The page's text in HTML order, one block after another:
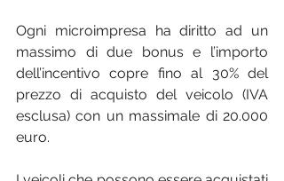
Ogni microimpresa ha diritto ad un
massimo di due bonus e l’importo
dell’incentivo copre fino al 30% del
prezzo di acquisto del veicolo (IVA
esclusa) con un massimale di 20.000
euro.